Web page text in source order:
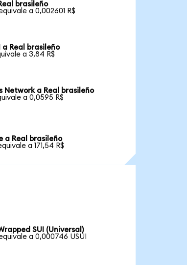
brasileño
a 0,002601 R$
a Real brasileño
a 3,84 R$
Network a Real brasileño
a 0,0595 R$
a Real brasileño
a 171,54 R$
SUI (Universal)
a 0,000746 USUI